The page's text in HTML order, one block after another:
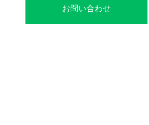
お問い合わせ